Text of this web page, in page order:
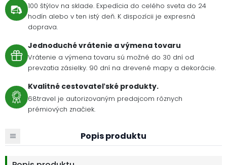
100 štýlov na sklade. Expedícia do celého sveta do 24
hodín alebo v ten istý deň. K dispozícii je expresná
doprava.
Jednoduché vrátenie a výmena tovaru
Vrátenie a výmena tovaru sú možné do 30 dní od
prevzatia zásielky. 90 dní na drevené mapy a dekorácie.
Kvalitné cestovateľské produkty.
68travel je autorizovaným predajcom rôznych
prémiových značiek.
Popis produktu